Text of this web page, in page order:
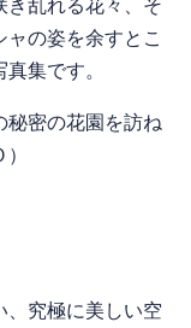
き乱れる花々、そ
の姿を余すとこ
集です。
密の花園を訪ね
究極に美しい空